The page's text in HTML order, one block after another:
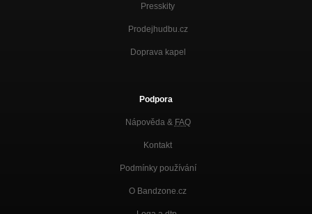
Presskity
Prodejhudbu.cz
Doprava kapel
Podpora
Nápověda & FAQ
Kontakt
Podmínky používání
O Bandzone.cz